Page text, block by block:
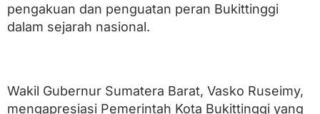
pengakuan dan penguatan peran Bukittinggi
dalam sejarah nasional.
Wakil Gubernur Sumatera Barat, Vasko Ruseimy,
mengapresiasi Pemerintah Kota Bukittinggi yang